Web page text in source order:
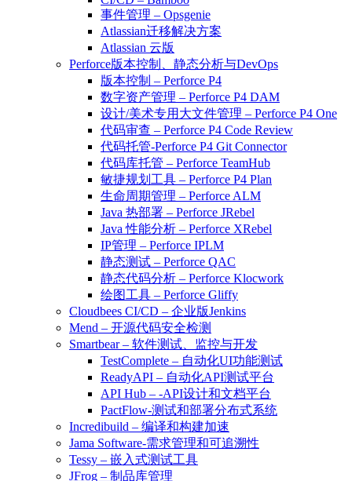
事件管理 – Opsgenie
Atlassian迁移解决方案
Atlassian 云版
Perforce版本控制、静态分析与DevOps
版本控制 – Perforce P4
数字资产管理 – Perforce P4 DAM
设计/美术专用大文件管理 – Perforce P4 One
代码审查 – Perforce P4 Code Review
代码托管-Perforce P4 Git Connector
代码库托管 – Perforce TeamHub
敏捷规划工具 – Perforce P4 Plan
生命周期管理 – Perforce ALM
Java 热部署 – Perforce JRebel
Java 性能分析 – Perforce XRebel
IP管理 – Perforce IPLM
静态测试 – Perforce QAC
静态代码分析 – Perforce Klocwork
绘图工具 – Perforce Gliffy
Cloudbees CI/CD – 企业版Jenkins
Mend – 开源代码安全检测
Smartbear – 软件测试、监控与开发
TestComplete – 自动化UI功能测试
ReadyAPI – 自动化API测试平台
API Hub – -API设计和文档平台
PactFlow-测试和部署分布式系统
Incredibuild – 编译和构建加速
Jama Software-需求管理和可追溯性
Tessy – 嵌入式测试工具
JFrog – 制品库管理